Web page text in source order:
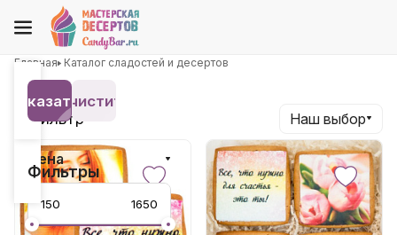
Главная Каталог сладостей и десертов
Наш выбор
Фильтр
Фильтры
Цена
Показать 4
Очистить